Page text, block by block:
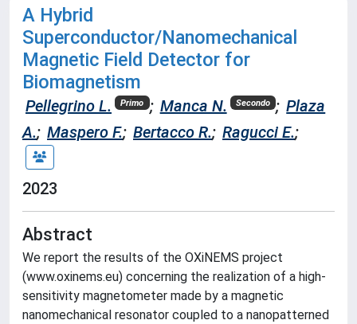
A Hybrid
Superconductor/Nanomechanical
Magnetic Field Detector for
Biomagnetism
Pellegrino L. Primo ; Manca N. Secondo ; Plaza
A.; Maspero F.; Bertacco R.; Ragucci E.;
2023
Abstract
We report the results of the OXiNEMS project
(www.oxinems.eu) concerning the realization of a high-
sensitivity magnetometer made by a magnetic
nanomechanical resonator coupled to a nanopatterned